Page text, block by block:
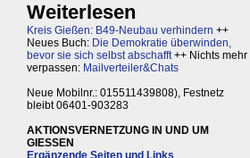
Weiterlesen
Kreis Gießen: B49-Neubau verhindern ++
Neues Buch: Die Demokratie überwinden,
bevor sie sich selbst abschafft++ Nichts mehr
verpassen: Mailverteiler&Chats
Neue Mobilnr.: 015511439808), Festnetz
bleibt 06401-903283
AKTIONSVERNETZUNG IN UND UM
GIESSEN